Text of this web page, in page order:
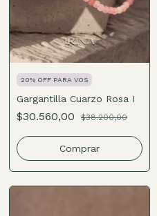
20% OFF PARA VOS
Gargantilla Cuarzo Rosa I
$30.560,00 $38.200,00
Comprar